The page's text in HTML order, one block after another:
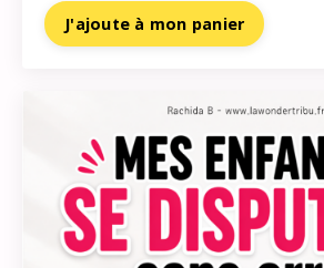
J'ajoute à mon panier